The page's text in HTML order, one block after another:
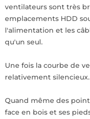
ventilateurs sont très
emplacements HDD
l'alimentation et les
qu'un seul.
Une fois la courbe de
relativement silencieux.
Quand même des
face en bois et ses